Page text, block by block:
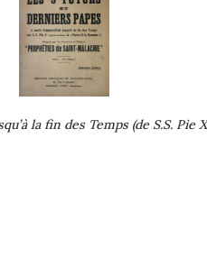
la fin des Temps (de S.S.